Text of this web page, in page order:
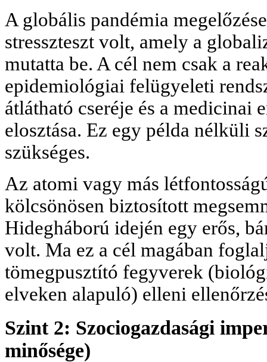
A globális pandémia
stresszteszt volt, amely a
mutatta be. A cél nem csak a
epidemiológiai felügyeleti
átlátható cseréje és a medicinai
elosztása. Ez egy példa nélküli
szükséges.
Az atomi vagy más
kölcsönösen biztosított
Hidegháború idején egy erős,
volt. Ma ez a cél magában
tömegpusztító fegyverek
elveken alapuló) elleni
Szint 2: Szociogazdasági
minősége)